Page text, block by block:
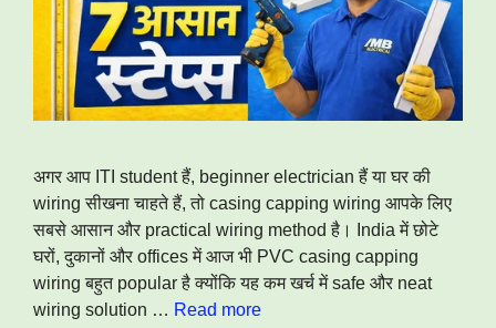
अगर आप ITI student हैं, beginner electrician हैं या घर की
wiring सीखना चाहते हैं, तो casing capping wiring आपके लिए
सबसे आसान और practical wiring method है। India में छोटे
घरों, दुकानों और offices में आज भी PVC casing capping
wiring बहुत popular है क्योंकि यह कम खर्च में safe और neat
wiring solution … Read more